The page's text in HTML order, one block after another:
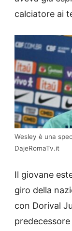
calciatore ai
Wesley è una
DajeRomaTv.it
Il giovane
giro della
con Dorival